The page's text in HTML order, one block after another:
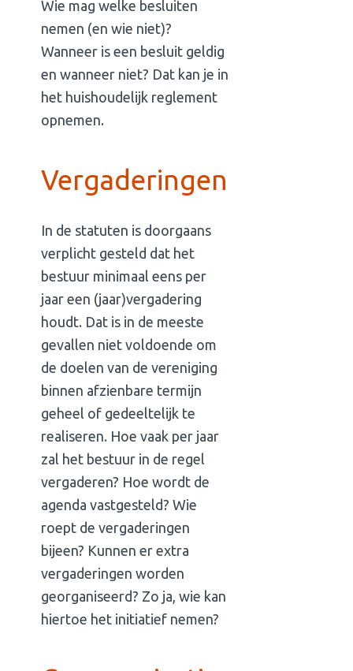
Wie mag welke besluiten
nemen (en wie niet)?
Wanneer is een besluit geldig
en wanneer niet? Dat kan je in
het huishoudelijk reglement
opnemen.
Vergaderingen
In de statuten is doorgaans
verplicht gesteld dat het
bestuur minimaal eens per
jaar een (jaar)vergadering
houdt. Dat is in de meeste
gevallen niet voldoende om
de doelen van de vereniging
binnen afzienbare termijn
geheel of gedeeltelijk te
realiseren. Hoe vaak per jaar
zal het bestuur in de regel
vergaderen? Hoe wordt de
agenda vastgesteld? Wie
roept de vergaderingen
bijeen? Kunnen er extra
vergaderingen worden
georganiseerd? Zo ja, wie kan
hiertoe het initiatief nemen?